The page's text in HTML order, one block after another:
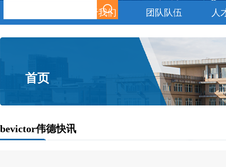
关于我们 团队队伍 人
首页
bevictor伟德快讯